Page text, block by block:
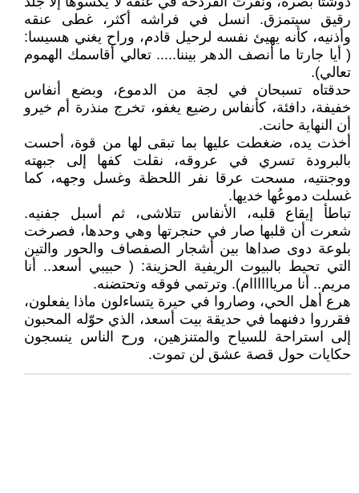
رقيق سيتمزق. انسل في فراشه أكثر، غطى عنقه
وأذنيه، كأنه يهيئ نفسه لرحيل قادم، وراح يغني هسيسا:
( أيا جارتا ما أنصف الدهر بيننا..... تعالي أقاسمك الهموم
تعالي).
حدقتاه تسبحان في لجة من الدموع، وبضع أنفاس
خفيفة، دافئة، كأنفاس رضيع يغفو، تخرج منذرة أم خيرو
أن النهاية حانت.
أخذت يده، ضغطت عليها بما تبقى لها من قوة، أحست
بالبرودة تسري في عروقه، نقلت كفها إلى جبهته
ووجنتيه، مسحت عرقا نفر اللحظة وغسل وجهه، كما
غسلت دموعُها خديها.
تباطأ إيقاع قلبه، الأنفاس تتلاشى، ثم أسبل جفنيه.
شعرت أن قلبها صار في حنجرتها وهي وحدها، فصرخت
بلوعة دوى صداها بين أشجار الصفصاف والحور والتين
التي تحيط بالبيوت الريفية الحزينة: ( حبيبي أسعد.. أنا
مريم.. أنا مرياااااام). وترتمي فوقه وتحتضنه.
هرع أهل الحي، وصاروا في حيرة يتساءلون ماذا يفعلون،
فقرروا دفنهما في حديقة بيت أسعد، الذي حوّله المحبون
إلى استراحة للسياح والمتنزهين، ورح الناس ينسجون
حكايات حول قصة عشق لن تموت.